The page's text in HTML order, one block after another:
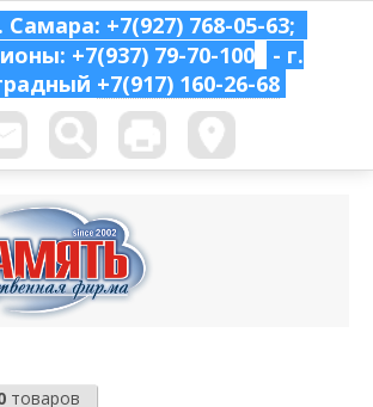
Самара: +7(927) 768-05-63;
+7(937) 79-70-100
- г.
+7(917) 160-26-68
товаров